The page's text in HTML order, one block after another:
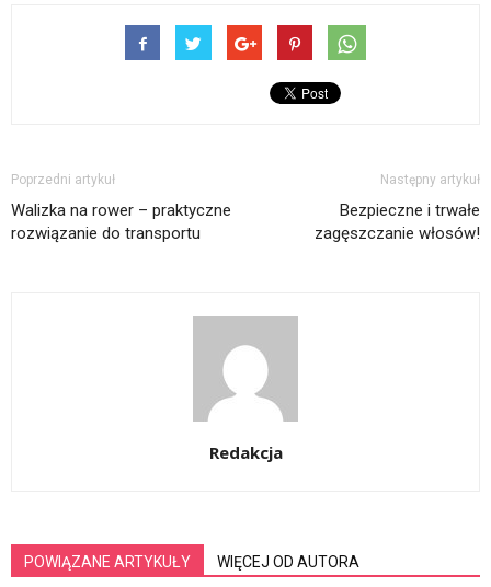
Poprzedni artykuł
Walizka na rower – praktyczne
rozwiązanie do transportu
Następny artykuł
Bezpieczne i trwałe
zagęszczanie włosów!
Redakcja
POWIĄZANE ARTYKUŁY WIĘCEJ OD AUTORA